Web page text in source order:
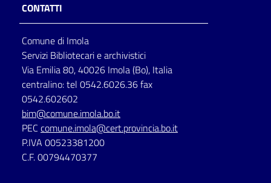
Seguici
su
CONTATTI
Comune di Imola
Servizi Bibliotecari e archivistici
Via Emilia 80, 40026 Imola (Bo), Italia
centralino: tel 0542.6026.36 fax
0542.602602
bim@comune.imola.bo.it
PEC comune.imola@cert.provincia.bo.it
P.IVA 00523381200
C.F. 00794470377